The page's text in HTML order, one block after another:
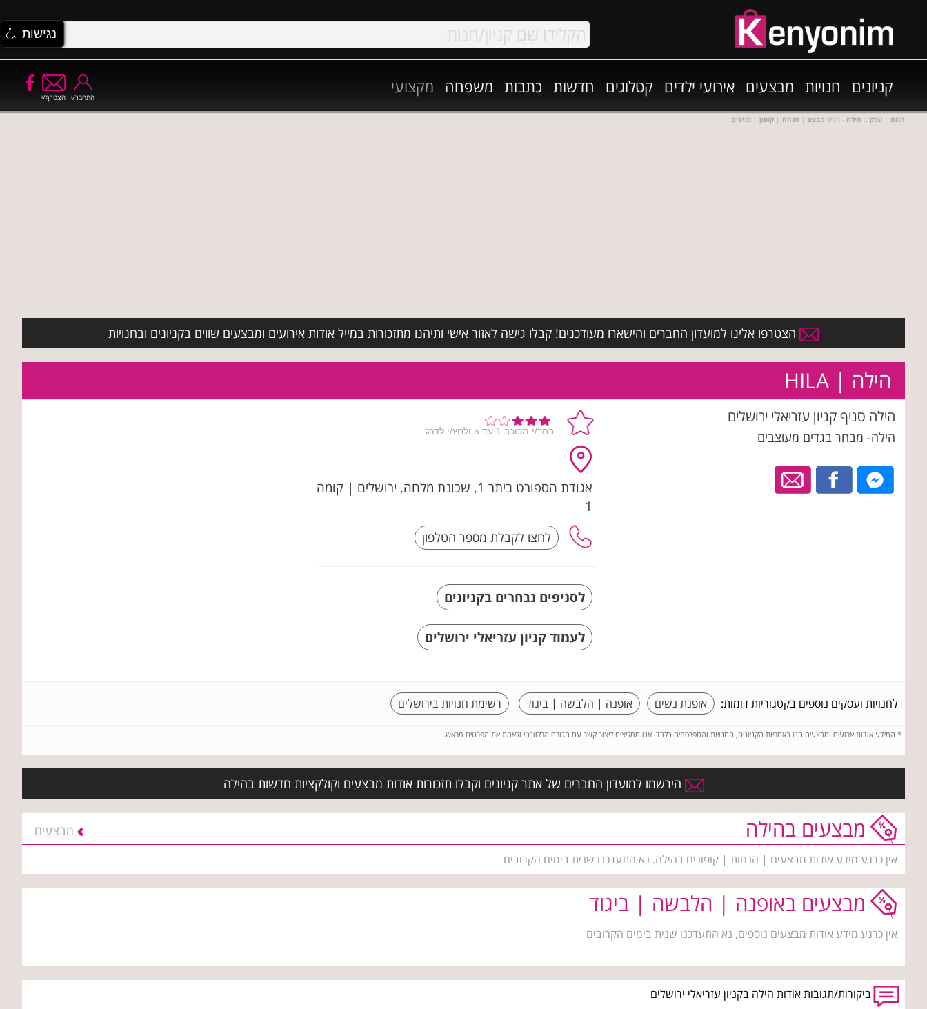
קניונים חנויות מבצעים אירועי ילדים קטלוגים חדשות כתבות משפחה מקצועי
הצטרף/י התחבר/י
חנות | עסק :: הילה - חפש מבצע | הנחה | קופון | סניפים
הצטרפו אלינו למועדון החברים והישארו מעודכנים! קבלו גישה לאזור אישי ותיהנו מתזכורות במייל אודות אירועים ומבצעים שווים בקניונים ובחנויות
הילה | HILA
הילה סניף קניון עזריאלי ירושלים
הילה- מבחר בגדים מעוצבים
אגודת הספורט ביתר 1, שכונת מלחה, ירושלים | קומה
1
לסניפים נבחרים בקניונים
לעמוד קניון עזריאלי ירושלים
לחנויות ועסקים נוספים בקטגוריות דומות: אופנת נשים אופנה | הלבשה | ביגוד רשימת חנויות בירושלים
* המידע אודות ארועים ומבצעים הנו באחריות הקניונים, החנויות והמפרסמים בלבד. אנו ממליצים ליצור קשר עם הגורם הרלוונטי ולאמת את הפרטים מראש.
הירשמו למועדון החברים של אתר קניונים וקבלו תזכורות אודות מבצעים וקולקציות חדשות בהילה
מבצעים בהילה מבצעים
אין כרגע מידע אודות מבצעים | הנחות | קופונים בהילה. נא התעדכנו שנית בימים הקרובים
מבצעים באופנה | הלבשה | ביגוד
אין כרגע מידע אודות מבצעים נוספים, נא התעדכנו שנית בימים הקרובים
ביקורות/תגובות אודות הילה בקניון עזריאלי ירושלים
נגישות